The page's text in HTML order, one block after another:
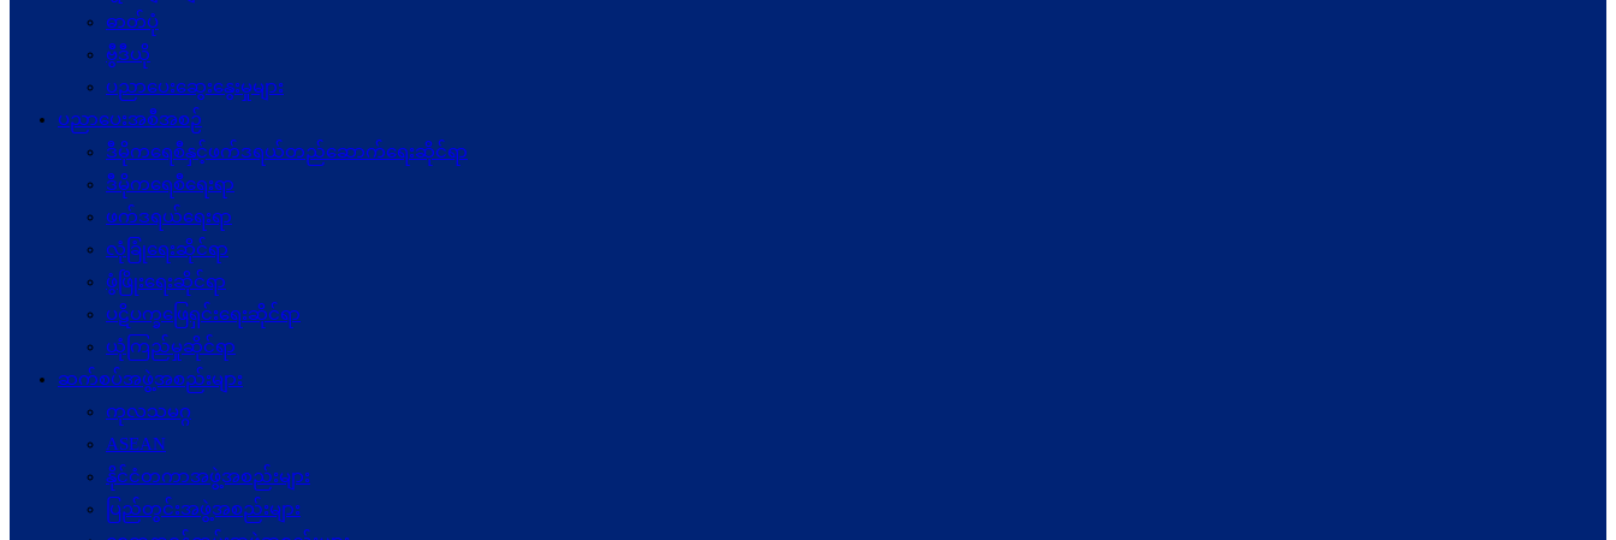
ဓာတ်ပုံ
ဗွီဒီယို
ပညာပေးဆွေးနွေးမှုများ
ပညာပေးအစီအစဉ်
ဒီမိုကရေစီနှင့်ဖက်ဒရယ်တည်ဆောက်ရေးဆိုင်ရာ
ဒီမိုကရေစီရေးရာ
ဖက်ဒရယ်ရေးရာ
လုံခြုံရေးဆိုင်ရာ
ဖွံဖြိုးရေးဆိုင်ရာ
ပဋိပက္ခ‌ဖြေရှင်းရေးဆိုင်ရာ
ယုံကြည်မှုဆိုင်ရာ
ဆက်စပ်အဖွဲ့အစည်းများ
ကုလသမဂ္ဂ
ASEAN
နိုင်ငံတကာအဖွဲ့အစည်းများ
ပြည်တွင်းအဖွဲ့အစည်းများ